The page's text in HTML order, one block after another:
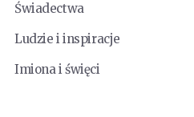
Świadectwa
Ludzie i inspiracje
Imiona i święci